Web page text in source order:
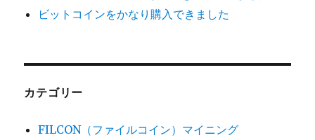
ビットコインをかなり購入できました
カテゴリー
FILCON（ファイルコイン）マイニング